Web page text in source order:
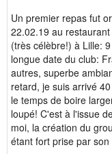
Un premier repas fut
22.02.19 au
(très célèbre!) à Lille:
longue date du club:
autres, superbe
retard, je suis arrivé
le temps de boire
loupé! C'est à l'issue
moi, la création du
étant fort prise par son